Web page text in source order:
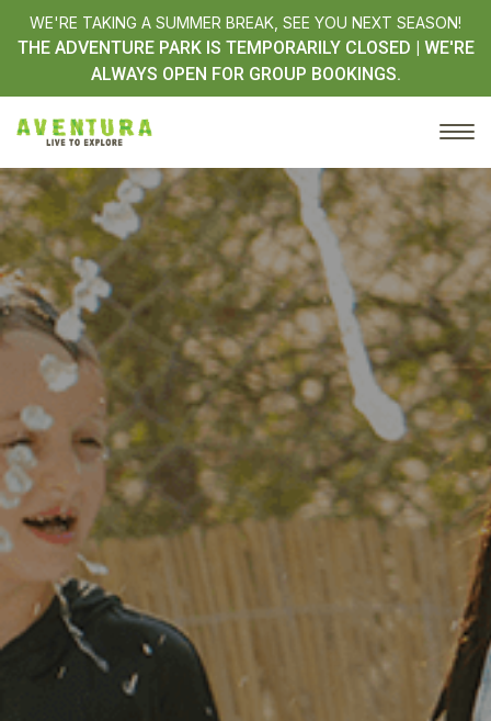
WE'RE TAKING A SUMMER BREAK, SEE YOU NEXT SEASON!
THE ADVENTURE PARK IS TEMPORARILY CLOSED | WE'RE
ALWAYS OPEN FOR GROUP BOOKINGS.